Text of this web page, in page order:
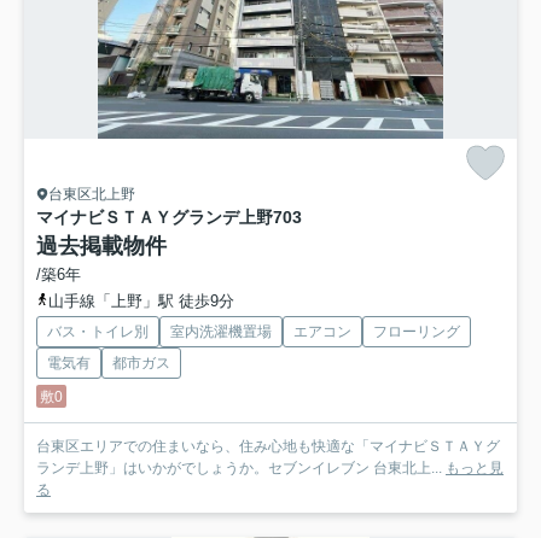
台東区北上野
マイナビＳＴＡＹグランデ上野703
過去掲載物件
/築6年
山手線「上野」駅 徒歩9分
バス・トイレ別 室内洗濯機置場 エアコン
フローリング
電気有
都市ガス
敷0
台東区エリアでの住まいなら、住み心地も快適な「マイナビＳＴＡＹグ
ランデ上野」はいかがでしょうか。セブンイレブン 台東北上... もっと見
る